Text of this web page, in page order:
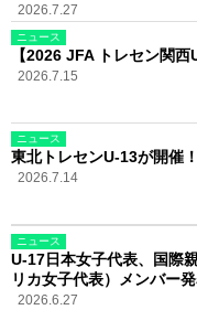
2026.7.27
ニュース
【2026 JFA トレセン関
2026.7.15
ニュース
東北トレセンU-13が開催！
2026.7.14
ニュース
U-17日本女子代表、国際
リカ女子代表）メンバー発
2026.6.27